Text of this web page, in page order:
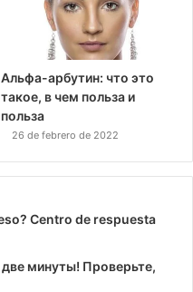
Альфа-арбутин: что это
такое, в чем польза и
польза
26 de febrero de 2022
Centro de respuesta
минуты! Проверьте,